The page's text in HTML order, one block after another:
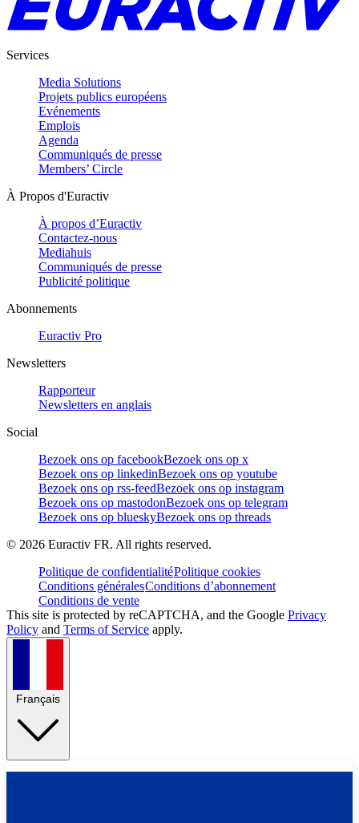
Services
Media Solutions
Projets publics européens
Evénements
Emplois
Agenda
Communiqués de presse
Members’ Circle
À Propos d'Euractiv
À propos d’Euractiv
Contactez-nous
Mediahuis
Communiqués de presse
Publicité politique
Abonnements
Euractiv Pro
Newsletters
Rapporteur
Newsletters en anglais
Social
Bezoek ons op facebookBezoek ons op x
Bezoek ons op linkedinBezoek ons op youtube
Bezoek ons op rss-feedBezoek ons op instagram
Bezoek ons op mastodonBezoek ons op telegram
Bezoek ons op blueskyBezoek ons op threads
© 2026 Euractiv FR. All rights reserved.
Politique de confidentialitéPolitique cookies
Conditions généralesConditions d’abonnement
Conditions de vente
This site is protected by reCAPTCHA, and the Google Privacy
Policy and Terms of Service apply.
Français